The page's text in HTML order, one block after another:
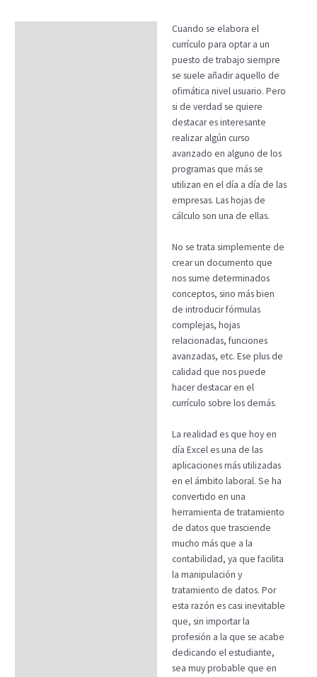
Cuando se elabora el
currículo para optar a un
puesto de trabajo siempre
se suele añadir aquello de
ofimática nivel usuario. Pero
si de verdad se quiere
destacar es interesante
realizar algún curso
avanzado en alguno de los
programas que más se
utilizan en el día a día de las
empresas. Las hojas de
cálculo son una de ellas.
No se trata simplemente de
crear un documento que
nos sume determinados
conceptos, sino más bien
de introducir fórmulas
complejas, hojas
relacionadas, funciones
avanzadas, etc. Ese plus de
calidad que nos puede
hacer destacar en el
currículo sobre los demás.
La realidad es que hoy en
día Excel es una de las
aplicaciones más utilizadas
en el ámbito laboral. Se ha
convertido en una
herramienta de tratamiento
de datos que trasciende
mucho más que a la
contabilidad, ya que facilita
la manipulación y
tratamiento de datos. Por
esta razón es casi inevitable
que, sin importar la
profesión a la que se acabe
dedicando el estudiante,
sea muy probable que en